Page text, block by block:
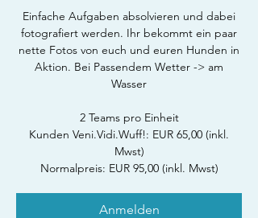
Einfache Aufgaben absolvieren und dabei
fotografiert werden. Ihr bekommt ein paar
nette Fotos von euch und euren Hunden in
Aktion. Bei Passendem Wetter -> am
Wasser
2 Teams pro Einheit
Kunden Veni.Vidi.Wuff!: EUR 65,00 (inkl.
Mwst)
Normalpreis: EUR 95,00 (inkl. Mwst)
Anmelden